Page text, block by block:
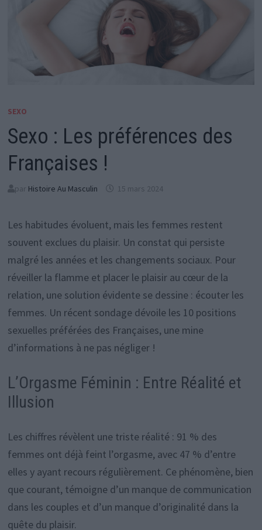
SEXO
Sexo : Les préférences des
Françaises !
par Histoire Au Masculin 15 mars 2024
Les habitudes évoluent, mais les femmes restent
souvent exclues du plaisir. Un constat qui persiste
malgré les années et les changements sociaux. Pour
réveiller la flamme et placer le plaisir au cœur de la
relation, une solution évidente se dessine : écouter les
femmes. Un récent sondage dévoile les 10 positions
sexuelles préférées des Françaises, une mine
d’informations à ne pas négliger !
L’Orgasme Féminin : Entre Réalité et
Illusion
Les chiffres révèlent une triste réalité : 91 % des
femmes ont déjà feint l’orgasme, avec 47 % d’entre
elles y ayant recours régulièrement. Ce phénomène, bien
que courant, témoigne d’un manque de communication
dans les couples et d’un manque d’originalité dans la
quête du plaisir.